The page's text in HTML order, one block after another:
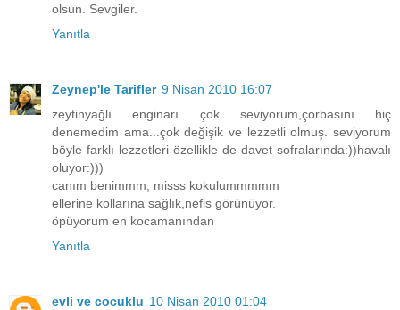
olsun. Sevgiler.
Yanıtla
Zeynep'le Tarifler 9 Nisan 2010 16:07
zeytinyağlı enginarı çok seviyorum,çorbasını hiç
denemedim ama...çok değişik ve lezzetli olmuş. seviyorum
böyle farklı lezzetleri özellikle de davet sofralarında:))havalı
oluyor:)))
canım benimmm, misss kokulummmmm
ellerine kollarına sağlık,nefis görünüyor.
öpüyorum en kocamanından
Yanıtla
evli ve cocuklu 10 Nisan 2010 01:04